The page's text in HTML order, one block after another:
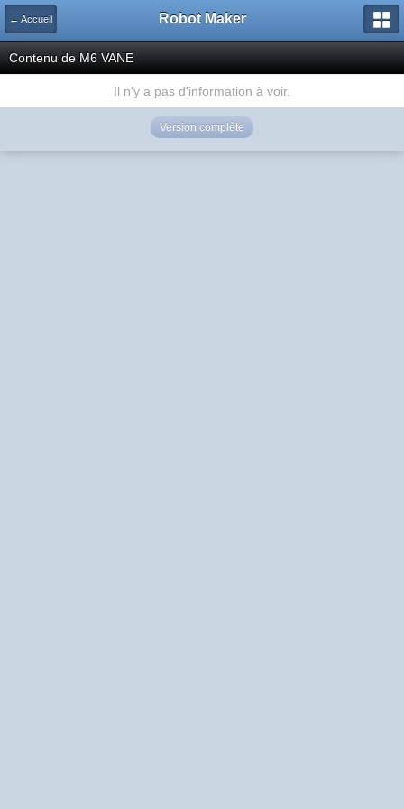
← Accueil Robot Maker
Contenu de M6 VANE
Il n'y a pas d'information à voir.
Version complète